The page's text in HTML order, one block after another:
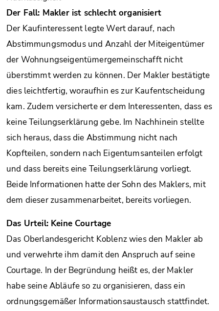
Der Fall: Makler ist schlecht organisiert
Der Kaufinteressent legte Wert darauf, nach
Abstimmungsmodus und Anzahl der Miteigentümer
der Wohnungseigentümergemeinschafft nicht
überstimmt werden zu können. Der Makler bestätigte
dies leichtfertig, woraufhin es zur Kaufentscheidung
kam. Zudem versicherte er dem Interessenten, dass es
keine Teilungserklärung gebe. Im Nachhinein stellte
sich heraus, dass die Abstimmung nicht nach
Kopfteilen, sondern nach Eigentumsanteilen erfolgt
und dass bereits eine Teilungserklärung vorliegt.
Beide Informationen hatte der Sohn des Maklers, mit
dem dieser zusammenarbeitet, bereits vorliegen.
Das Urteil: Keine Courtage
Das Oberlandesgericht Koblenz wies den Makler ab
und verwehrte ihm damit den Anspruch auf seine
Courtage. In der Begründung heißt es, der Makler
habe seine Abläufe so zu organisieren, dass ein
ordnungsgemäßer Informationsaustausch stattfindet.